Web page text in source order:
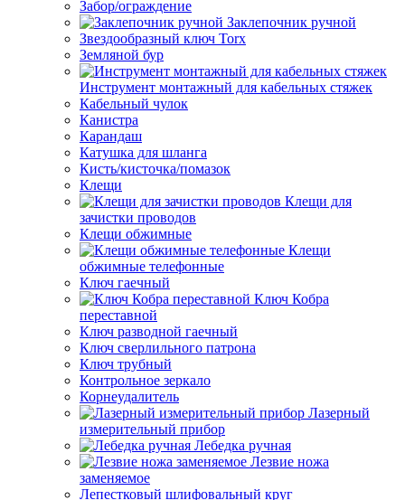
Забор/ограждение
Заклепочник ручной
Звездообразный ключ Torx
Земляной бур
Инструмент монтажный для кабельных стяжек
Кабельный чулок
Канистра
Карандаш
Катушка для шланга
Кисть/кисточка/помазок
Клещи
Клещи для
зачистки проводов
Клещи обжимные
Клещи
обжимные телефонные
Ключ гаечный
Ключ Кобра
переставной
Ключ разводной гаечный
Ключ сверлильного патрона
Ключ трубный
Контрольное зеркало
Корнеудалитель
Лазерный
измерительный прибор
Лебедка ручная
Лезвие ножа
заменяемое
Лепестковый шлифовальный круг